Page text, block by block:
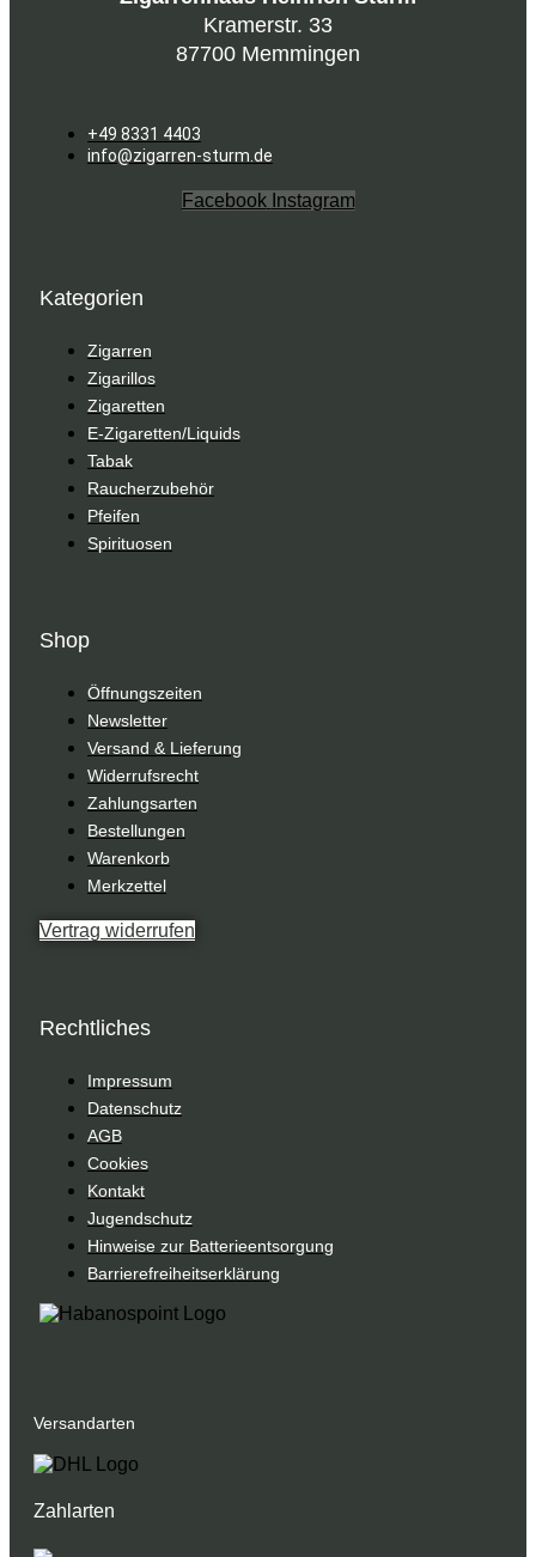
Kramerstr. 33
87700 Memmingen
+49 8331 4403
info@zigarren-sturm.de
Facebook Instagram
Kategorien
Zigarren
Zigarillos
Zigaretten
E-Zigaretten/Liquids
Tabak
Raucherzubehör
Pfeifen
Spirituosen
Shop
Öffnungszeiten
Newsletter
Versand & Lieferung
Widerrufsrecht
Zahlungsarten
Bestellungen
Warenkorb
Merkzettel
Vertrag widerrufen
Rechtliches
Impressum
Datenschutz
AGB
Cookies
Kontakt
Jugendschutz
Hinweise zur Batterieentsorgung
Barrierefreiheitserklärung
Versandarten
Zahlarten